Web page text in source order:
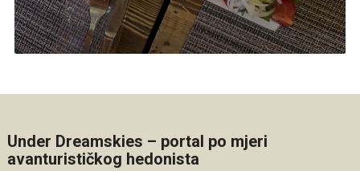
Under Dreamskies – portal po mjeri
avanturističkog hedonista